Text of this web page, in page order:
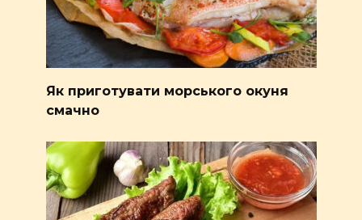
Як приготувати морського окуня
смачно